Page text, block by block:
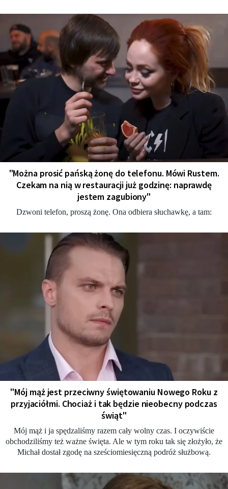
"Można prosić pańską żonę do telefonu. Mówi Rustem.
Czekam na nią w restauracji już godzinę: naprawdę
jestem zagubiony"
Dzwoni telefon, proszą żonę. Ona odbiera słuchawkę, a tam:
"Mój mąż jest przeciwny świętowaniu Nowego Roku z
przyjaciółmi. Chociaż i tak będzie nieobecny podczas
świąt"
Mój mąż i ja spędzaliśmy razem cały wolny czas. I oczywiście
obchodziliśmy też ważne święta. Ale w tym roku tak się złożyło, że
Michał dostał zgodę na sześciomiesięczną podróż służbową.